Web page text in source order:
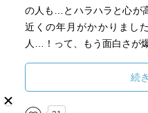
の人も…とハラハラと心が
近くの年月がかかりまし
人…！って、もう面白さが
最近は巧妙な筋の物が多
た。
続